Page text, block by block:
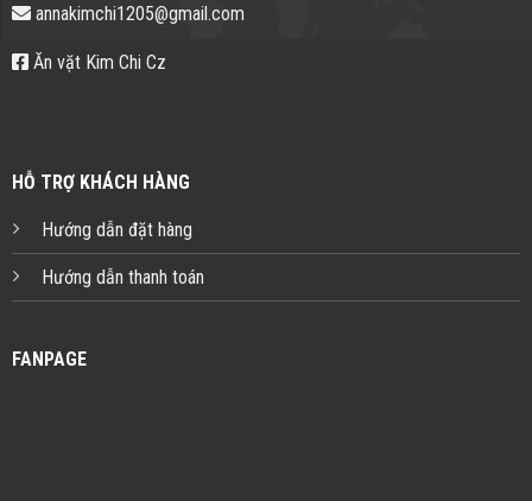
annakimchi1205@gmail.com
Ăn vặt Kim Chi Cz
HỖ TRỢ KHÁCH HÀNG
Hướng dẫn đặt hàng
Hướng dẫn thanh toán
FANPAGE